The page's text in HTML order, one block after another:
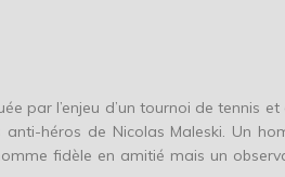
par l’enjeu d’un tournoi de tennis
héros de Nicolas Maleski. Un
fidèle en amitié mais un